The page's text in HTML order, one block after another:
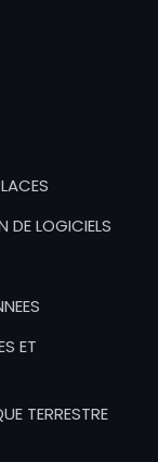
DE LOGICIELS
ET
TERRESTRE